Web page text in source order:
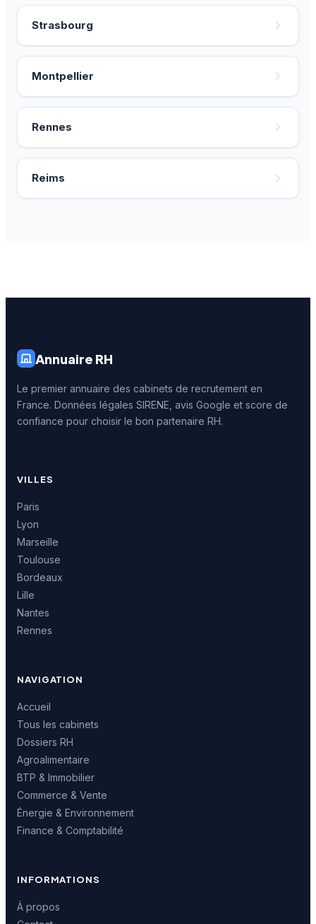
Strasbourg
Montpellier
Rennes
Reims
Annuaire RH
Le premier annuaire des cabinets de recrutement en
France. Données légales SIRENE, avis Google et score de
confiance pour choisir le bon partenaire RH.
VILLES
Paris
Lyon
Marseille
Toulouse
Bordeaux
Lille
Nantes
Rennes
NAVIGATION
Accueil
Tous les cabinets
Dossiers RH
Agroalimentaire
BTP & Immobilier
Commerce & Vente
Énergie & Environnement
Finance & Comptabilité
INFORMATIONS
À propos